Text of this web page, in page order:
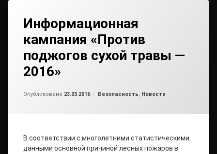
Информационная
кампания «Против
поджогов сухой травы —
2016»
Опубликовано 23.03.2016 Рубрики:
Безопасность, Новости
В соответствии с многолетними статистическими
данными основной причиной лесных пожаров в